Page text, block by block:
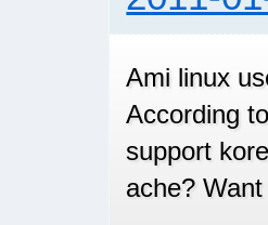
Ami linux
According
support
ache?